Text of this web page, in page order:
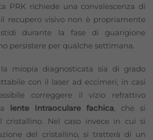
PRK richiede una convalescenza di
recupero visivo non è propriamente
durante la fase di guarigione
persistere per qualche settimana.
miopia diagnosticata sia di grado
con il laser ad eccimeri, in casi
correggere il vizio refrattivo
lente Intraoculare fachica, che si
cristallino. Nel caso invece in cui si
del cristallino, si tratterà di un
Necessari
Questi cookie